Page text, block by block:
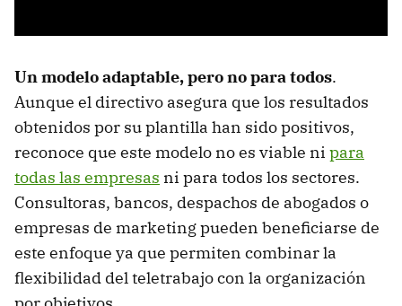
Un modelo adaptable, pero no para todos.
Aunque el directivo asegura que los resultados
obtenidos por su plantilla han sido positivos,
reconoce que este modelo no es viable ni para
todas las empresas ni para todos los sectores.
Consultoras, bancos, despachos de abogados o
empresas de marketing pueden beneficiarse de
este enfoque ya que permiten combinar la
flexibilidad del teletrabajo con la organización